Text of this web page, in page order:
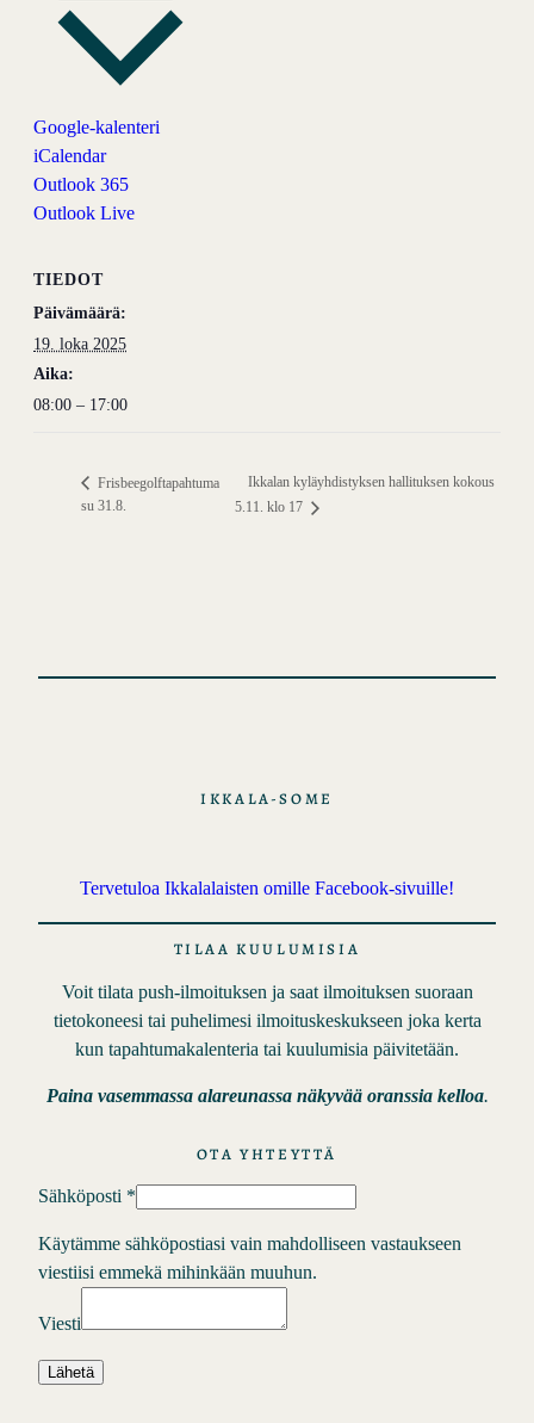
Google-kalenteri
iCalendar
Outlook 365
Outlook Live
TIEDOT
Päivämäärä:
19. loka 2025
Aika:
08:00 – 17:00
Frisbeegolftapahtuma
su 31.8.
Ikkalan kyläyhdistyksen hallituksen kokous
5.11. klo 17
IKKALA-SOME
Tervetuloa Ikkalalaisten omille Facebook-sivuille!
TILAA KUULUMISIA
Voit tilata push-ilmoituksen ja saat ilmoituksen suoraan
tietokoneesi tai puhelimesi ilmoituskeskukseen joka kerta
kun tapahtumakalenteria tai kuulumisia päivitetään.
Paina vasemmassa alareunassa näkyvää oranssia kelloa.
OTA YHTEYTTÄ
Sähköposti *
Käytämme sähköpostiasi vain mahdolliseen vastaukseen
viestiisi emmekä mihinkään muuhun.
Viesti
Lähetä